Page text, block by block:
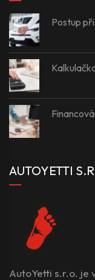
Postup
AUTOYETTI
AutoYetti s.r.o. je